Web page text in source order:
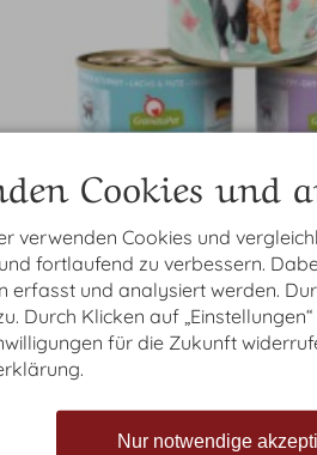
Cookies und
verwenden Cookies und
fortlaufend zu verbessern.
erfasst und analysiert werden.
Durch Klicken auf
für die Zukunft
Nur notwendige